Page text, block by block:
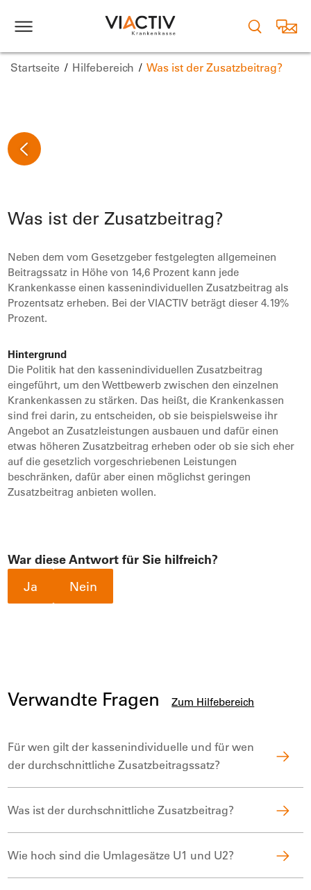
Startseite Hilfebereich Was ist der Zusatzbeitrag?
Was ist der Zusatzbeitrag?
Neben dem vom Gesetzgeber festgelegten allgemeinen
Beitragssatz in Höhe von 14,6 Prozent kann jede
Krankenkasse einen kassenindividuellen Zusatzbeitrag als
Prozentsatz erheben. Bei der VIACTIV beträgt dieser 4.19%
Prozent.
Hintergrund
Die Politik hat den kassenindividuellen Zusatzbeitrag
eingeführt, um den Wettbewerb zwischen den einzelnen
Krankenkassen zu stärken. Das heißt, die Krankenkassen
sind frei darin, zu entscheiden, ob sie beispielsweise ihr
Angebot an Zusatzleistungen ausbauen und dafür einen
etwas höheren Zusatzbeitrag erheben oder ob sie sich eher
auf die gesetzlich vorgeschriebenen Leistungen
beschränken, dafür aber einen möglichst geringen
Zusatzbeitrag anbieten wollen.
War diese Antwort für Sie hilfreich?
Ja
Nein
Verwandte Fragen Zum Hilfebereich
Für wen gilt der kassenindividuelle und für wen
der durchschnittliche Zusatzbeitragssatz?
Was ist der durchschnittliche Zusatzbeitrag?
Wie hoch sind die Umlagesätze U1 und U2?